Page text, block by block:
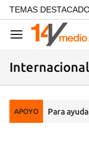
common.go-to-
TEMAS
Navegación
Internacional
APOYO Para